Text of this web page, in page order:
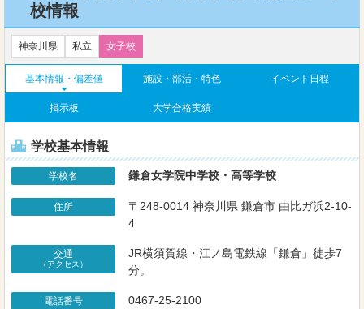
校情報
神奈川県 私立 女子校
基本情報・偏差値 施設・部活・特色 イベント日程
掲示板 大学合格実績
学校基本情報
学校名 鎌倉女学院中学校・高等学校
住所
〒248-0014 神奈川県 鎌倉市 由比ガ浜2-10-
4
交通
（アクセス）
JR横須賀線・江ノ島電鉄線「鎌倉」徒歩7
分。
電話番号 0467-25-2100